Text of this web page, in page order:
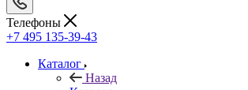
Каталог
Запчасти для мобильных
Запчасти для мобильных